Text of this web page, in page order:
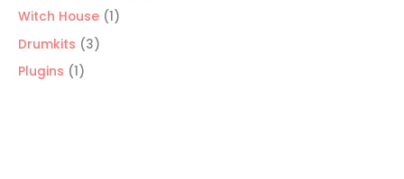
Witch House 11
Drumkits 33
Plugins 11